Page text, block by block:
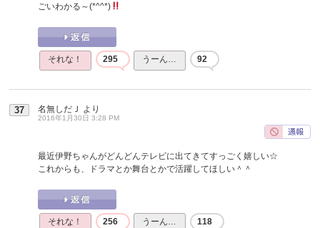
ごいわかる～(*^^*)
それな！ 295 うーん… 92
37 名無しだＪ より
2016年1月30日 3:28 PM
最近伊野ちゃんがどんどんテレビに出てきてすっごく嬉しい☆
これからも、ドラマとか舞台とかで活躍してほしい＾＾
それな！ 256 うーん… 118